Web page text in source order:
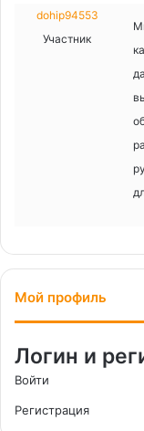
dohip94553
Участник
Мой профиль
Логин и
Войти
Регистрация